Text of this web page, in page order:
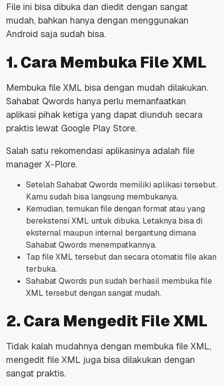
File ini bisa dibuka dan diedit dengan sangat
mudah, bahkan hanya dengan menggunakan
Android saja sudah bisa.
1. Cara Membuka File XML
Membuka file XML bisa dengan mudah dilakukan.
Sahabat Qwords hanya perlu memanfaatkan
aplikasi pihak ketiga yang dapat diunduh secara
praktis lewat Google Play Store.
Salah satu rekomendasi aplikasinya adalah file
manager X-Plore.
Setelah Sahabat Qwords memiliki aplikasi tersebut.
Kamu sudah bisa langsung membukanya.
Kemudian, temukan file dengan format atau yang
berekstensi XML untuk dibuka. Letaknya bisa di
eksternal maupun internal bergantung dimana
Sahabat Qwords menempatkannya.
Tap file XML tersebut dan secara otomatis file akan
terbuka.
Sahabat Qwords pun sudah berhasil membuka file
XML tersebut dengan sangat mudah.
2. Cara Mengedit File XML
Tidak kalah mudahnya dengan membuka file XML,
mengedit file XML juga bisa dilakukan dengan
sangat praktis.